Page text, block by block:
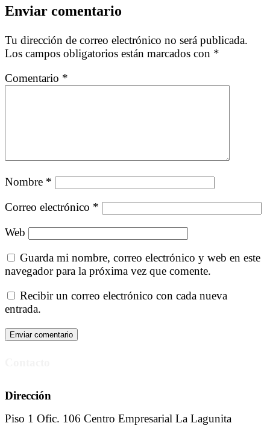
Enviar comentario
Tu dirección de correo electrónico no será publicada.
Los campos obligatorios están marcados con *
Comentario *
Nombre *
Correo electrónico *
Web
Guarda mi nombre, correo electrónico y web en este
navegador para la próxima vez que comente.
Recibir un correo electrónico con cada nueva
entrada.
Dirección
Piso 1 Ofic. 106 Centro Empresarial La Lagunita